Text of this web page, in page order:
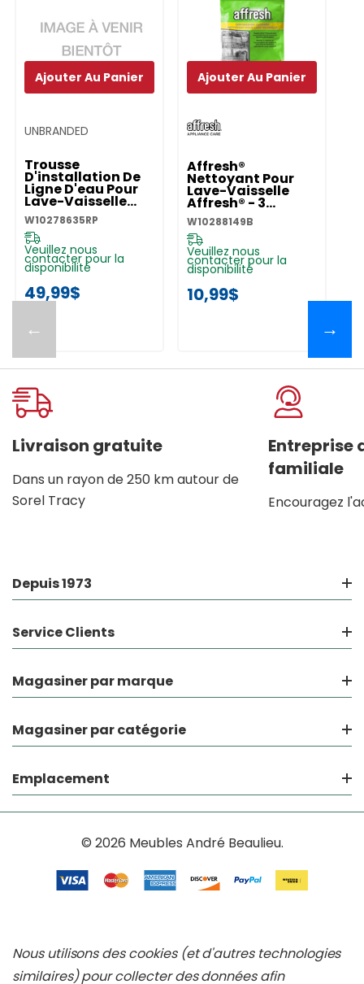
←
UNBRANDED
Trousse
D'installation De
Ligne D'eau Pour
Lave-Vaisselle
W10278635RP
W10278635RP
Veuillez nous
contacter pour la
disponibilité
49,99$
Ajouter Au Panier
Affresh®
Nettoyant Pour
Lave-Vaisselle
Affresh® - 3
Pastilles
W10288149B
W10288149B
Veuillez nous
contacter pour la
disponibilité
10,99$
Ajouter Au Panier
→
Livraison gratuite
Dans un rayon de 250 km autour de
Sorel Tracy
Entreprise
familiale
Encouragez
Depuis 1973
Service Clients
Magasiner par marque
Magasiner par catégorie
Emplacement
© 2026 Meubles André Beaulieu.
Nous utilisons des cookies (et d'autres technologies
similaires) pour collecter des données afin